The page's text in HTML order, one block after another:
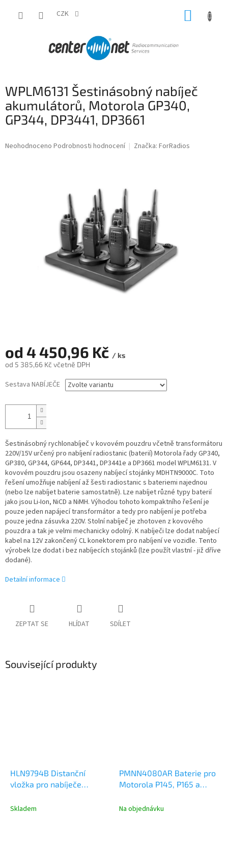
CZK
WPLM6131 Šestinásobný nabíječ
akumulátorů, Motorola GP340,
GP344, DP3441, DP3661
Průměrné
Neohodnoceno Podrobnosti hodnocení Značka: ForRadios
od 4 450,96 Kč / ks
od 5 385,66 Kč včetně DPH
cena:
Sestava NABÍJEČE
Šestinásobný rychlonabíječ v kovovém pouzdru včetně transformátoru
220V/15V určený pro nabíjení radiostanic (baterií) Motorola řady GP340,
GP380, GP344, GP644, DP3441, DP3441e a DP3661 model WPLM6131. V
kovovém pouzdru jsou osazeny nabíjecí stojánky MDHTN9000C. Toto
řešení umožňuje nabíjení až šesti radiostanic s bateriemi najednou
(nebo lze nabíjet baterie samostatně). Lze nabíjet různé typy baterií
jako jsou Li-Ion, NiCD a NiMH. Výhodou tohoto kompaktního řešení je
pouze jeden napájecí transformátor a tedy pro nabíjení je potřeba
pouze jedna zásuvka 220V. Stolní nabíječ je zhotoven z kovového
pouzdra a tak je velmi mechanicky odolný. K nabíječi lze dodat nabíjecí
kabel na 12V zakončený CL konektorem pro nabíjení ve vozidle. Tento
výrobek lze dodat i bez nabíjecích stojánků (lze použít vlastní - již dříve
dodané).
Detailní informace
ZEPTAT SE HLÍDAT SDÍLET
Související produkty
HLN9794B Distanční
vložka pro nabíječe
Skladem
PMNN4080AR Baterie pro
Motorola P145, P165 a
Na objednávku